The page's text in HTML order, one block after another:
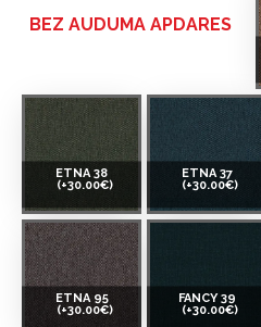
BEZ AUDUMA APDARES
ETNA 38
(+30.00€)
ETNA 37
(+30.00€)
ETNA 95
(+30.00€)
FANCY 39
(+30.00€)